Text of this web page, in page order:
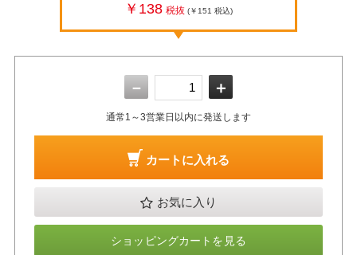
￥138 税抜 (￥151 税込)
－ ＋
通常1～3営業日以内に発送します
カートに入れる
お気に入り
ショッピングカートを見る